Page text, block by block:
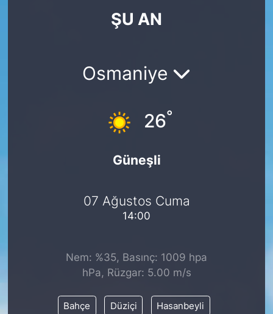
ŞU AN
Osmaniye
26°
Güneşli
07 Ağustos Cuma
14:00
Nem: %35, Basınç: 1009 hpa
hPa, Rüzgar: 5.00 m/s
Bahçe Düziçi Hasanbeyli
KÖŞE YAZILARI
KÜLTÜR SANAT
SARIYER HABERLERİ
SİYASET